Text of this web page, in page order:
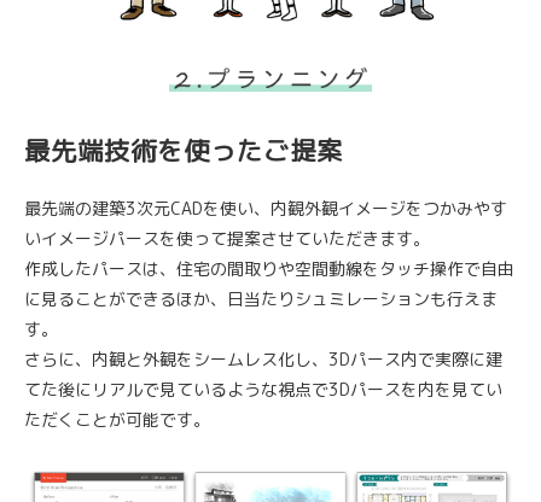
最先端技術を使ったご提案
最先端の建築3次元CADを使い、内観外観イメージをつかみやす
いイメージパースを使って提案させていただきます。
作成したパースは、住宅の間取りや空間動線をタッチ操作で自由
に見ることができるほか、日当たりシュミレーションも行えま
す。
さらに、内観と外観をシームレス化し、3Dパース内で実際に建
てた後にリアルで見ているような視点で3Dパースを内を見てい
ただくことが可能です。